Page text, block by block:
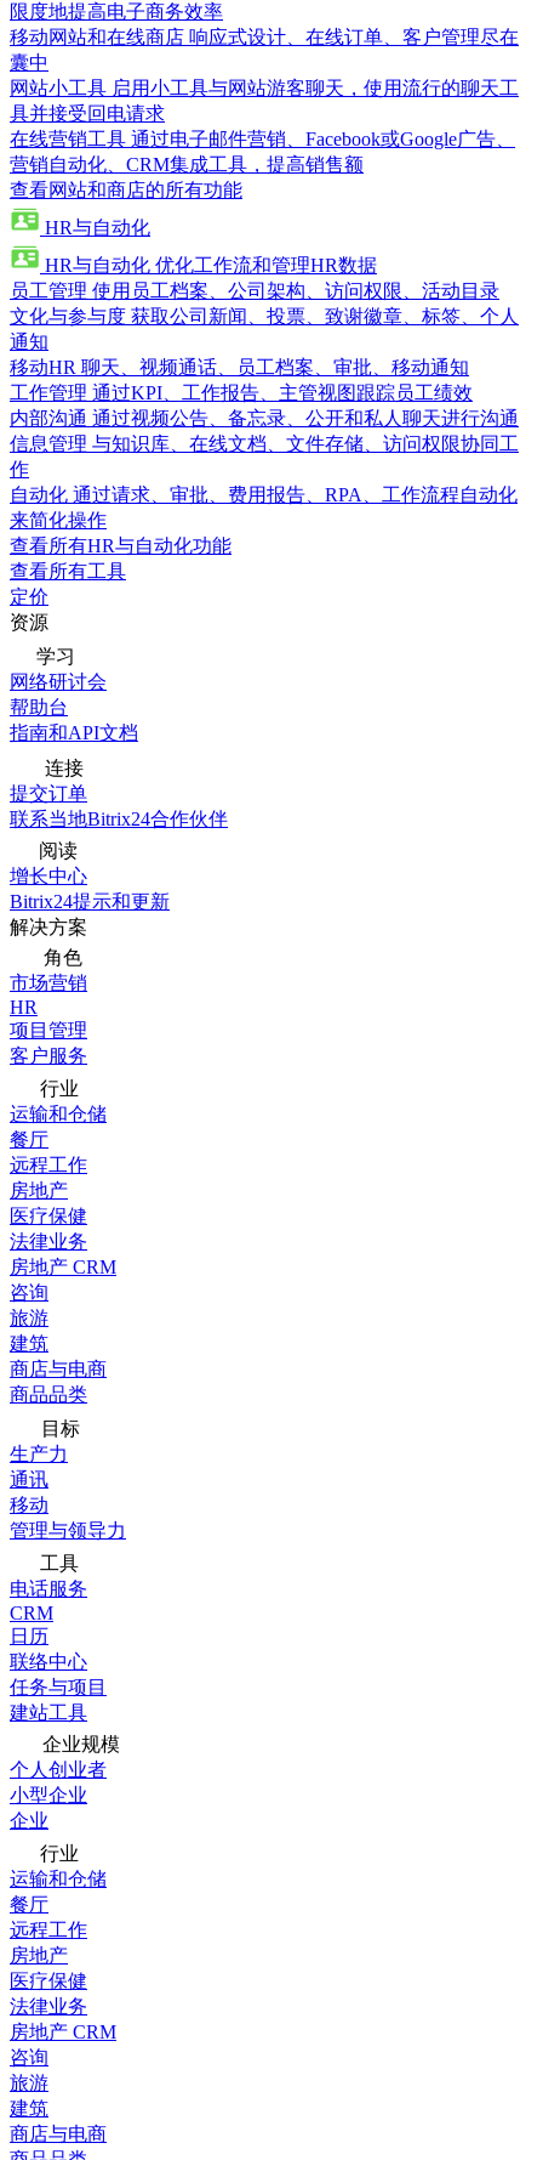
限度地提高电子商务效率
移动网站和在线商店 响应式设计、在线订单、客户管理尽在
囊中
网站小工具 启用小工具与网站游客聊天，使用流行的聊天工
具并接受回电请求
在线营销工具 通过电子邮件营销、Facebook或Google广告、
营销自动化、CRM集成工具，提高销售额
查看网站和商店的所有功能
HR与自动化
HR与自动化 优化工作流和管理HR数据
员工管理 使用员工档案、公司架构、访问权限、活动目录
文化与参与度 获取公司新闻、投票、致谢徽章、标签、个人
通知
移动HR 聊天、视频通话、员工档案、审批、移动通知
工作管理 通过KPI、工作报告、主管视图跟踪员工绩效
内部沟通 通过视频公告、备忘录、公开和私人聊天进行沟通
信息管理 与知识库、在线文档、文件存储、访问权限协同工
作
自动化 通过请求、审批、费用报告、RPA、工作流程自动化
来简化操作
查看所有HR与自动化功能
查看所有工具
定价
资源
学习
网络研讨会
帮助台
指南和API文档
连接
提交订单
联系当地Bitrix24合作伙伴
阅读
增长中心
Bitrix24提示和更新
解决方案
角色
市场营销
HR
项目管理
客户服务
行业
运输和仓储
餐厅
远程工作
房地产
医疗保健
法律业务
房地产 CRM
咨询
旅游
建筑
商店与电商
商品品类
目标
生产力
通讯
移动
管理与领导力
工具
电话服务
CRM
日历
联络中心
任务与项目
建站工具
企业规模
个人创业者
小型企业
企业
行业
运输和仓储
餐厅
远程工作
房地产
医疗保健
法律业务
房地产 CRM
咨询
旅游
建筑
商店与电商